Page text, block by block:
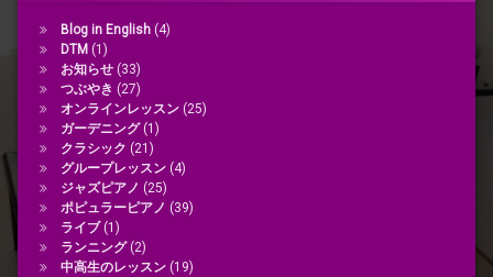
Blog in English(4)
DTM (1)
お知らせ(33)
つぶやき (27)
オンラインレッスン(25)
ガーデニング(1)
クラシック (21)
グループレッスン(4)
ジャズピアノ (25)
ポピュラーピアノ (39)
ライブ(1)
ランニング(2)
中高生のレッスン(19)